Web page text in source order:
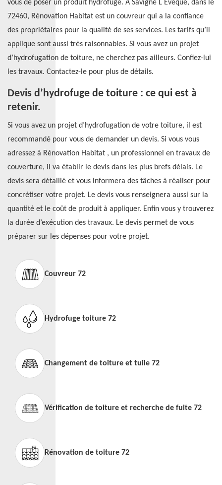
vous de poser un produit hydrofuge. À Savigne L Eveque, dans le
72460, Rénovation Habitat est un couvreur qui a la confiance
des propriétaires pour la qualité de ses services. Les tarifs qu’il
applique sont aussi très raisonnables. Si vous avez un projet
d’hydrofugation de toiture, ne cherchez pas ailleurs. Confiez-lui
les travaux. Contactez-le pour plus de détails.
Devis d’hydrofuge de toiture : ce qui est à
retenir.
Si vous avez un projet d’hydrofugation de votre toiture, il est
recommandé pour vous de demander un devis. Si vous vous
adressez à Rénovation Habitat , un professionnel en travaux de
couverture, il va établir le devis dans les plus brefs délais. Le
devis sera détaillé et vous informera des tâches à réaliser pour
concrétiser votre projet. Le devis vous renseignera aussi sur la
quantité et le coût de produit à appliquer. Enfin vous y trouverez
la durée d’exécution des travaux. Le devis permet de vous
préparer sur les dépenses pour votre projet.
Couvreur 72
Hydrofuge toiture 72
Changement de toiture et tuile 72
Vérification de toiture et recherche de fuite 72
Rénovation de toiture 72